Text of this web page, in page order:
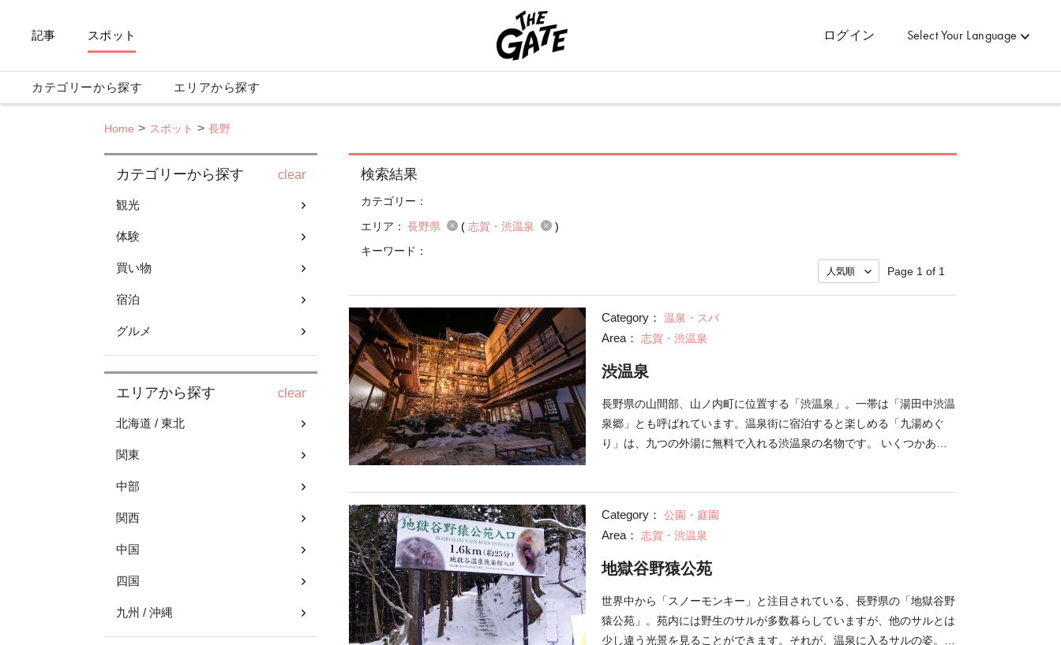
記事 スポット ログイン Select Your Language
カテゴリーから探す エリアから探す
Home スポット 長野
カテゴリーから探す clear
観光
体験
買い物
宿泊
グルメ
エリアから探す clear
北海道 / 東北
関東
中部
関西
中国
四国
九州 / 沖縄
検索結果
カテゴリー：
エリア： 長野県 ( 志賀・渋温泉
)
キーワード：
Page 1 of 1
Category： 温泉・スパ
Area： 志賀・渋温泉
渋温泉
長野県の山間部、山ノ内町に位置する「渋温泉」。一帯は「湯田中渋温
泉郷」とも呼ばれています。温泉街に宿泊すると楽しめる「九湯めぐ
り」は、九つの外湯に無料で入れる渋温泉の名物です。 いくつかある
間違いなし。夜はライトアップが施され、より幻想的な姿を見ることが
できます。
Category： 公園・庭園
Area： 志賀・渋温泉
地獄谷野猿公苑
世界中から「スノーモンキー」と注目されている、長野県の「地獄谷野
猿公苑」。苑内には野生のサルが多数暮らしていますが、他のサルとは
少し違う光景を見ることができます。それが、温泉に入るサルの姿。日